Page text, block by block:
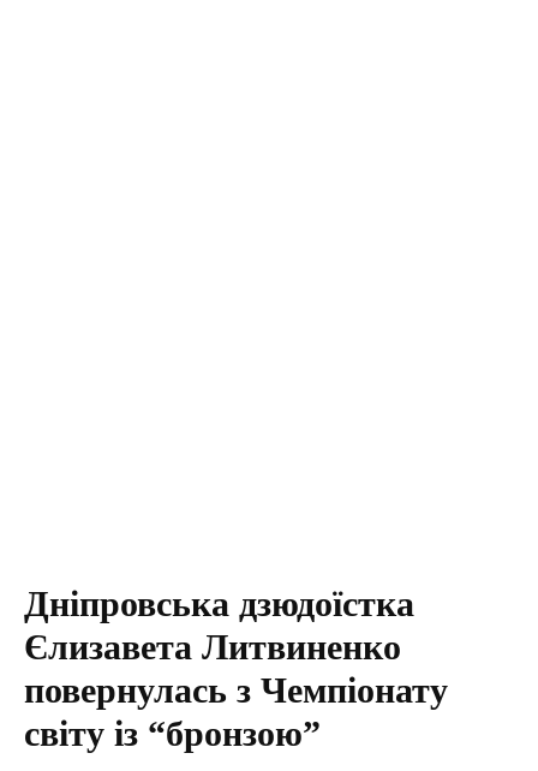
Дніпровська дзюдоїстка
Єлизавета Литвиненко
повернулась з Чемпіонату
світу із “бронзою”